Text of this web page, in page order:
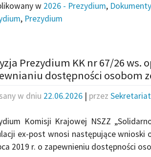
w 2026 - Prezydium,
, Prezydium
Prezydium KK nr 67/26 ws.
dostępności osobom
w dniu 22.06.2026 | przez
Komisji Krajowej NSZZ
ex-post wnosi następujące wnioski
2019 r. o zapewnieniu dostępności